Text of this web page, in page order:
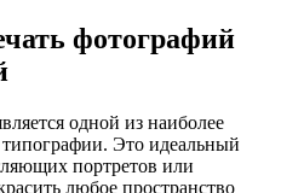
фотографий
одной из наиболее
Это идеальный
портретов или
любое пространство